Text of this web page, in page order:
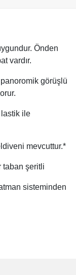
Önden
vardır.
görüşlü
lastik ile
mevcuttur.*
taban şeritli
sisteminden